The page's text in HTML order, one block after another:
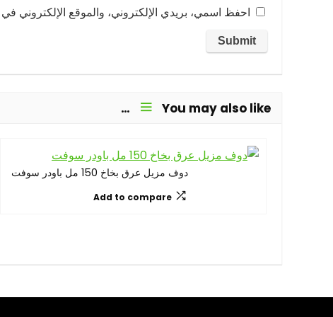
احفظ اسمي، بريدي الإلكتروني، والموقع الإلكتروني
You may also like…
دوف مزيل عرق بخاخ 150 مل باودر سوفت
Add to compare